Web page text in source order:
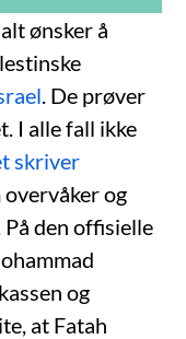
ønsker å
. De prøver
I alle fall ikke
skriver
overvåker og
den offisielle
og
at Fatah